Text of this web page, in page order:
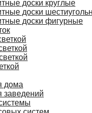
доски круглые
доски
доски фигурные
дома
заведений